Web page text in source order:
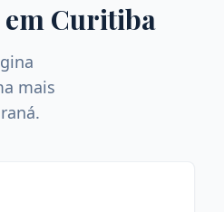
em Curitiba
mais
.